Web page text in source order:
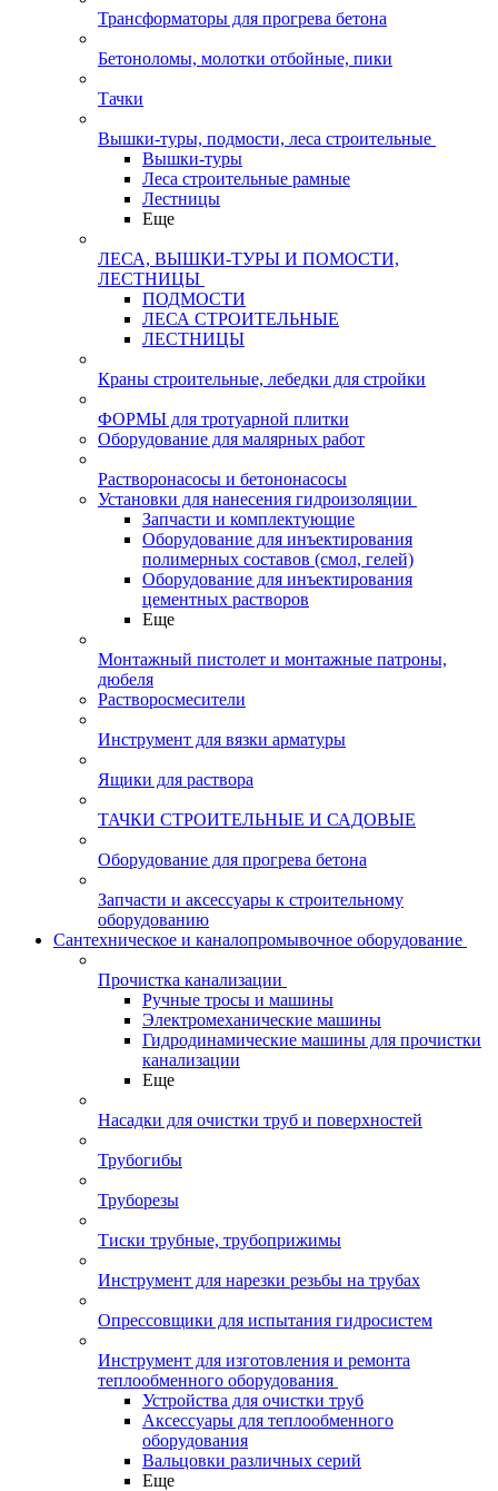
Трансформаторы для прогрева бетона
Бетоноломы, молотки отбойные, пики
Тачки
Вышки-туры, подмости, леса строительные
Вышки-туры
Леса строительные рамные
Лестницы
Еще
ЛЕСА, ВЫШКИ-ТУРЫ И ПОМОСТИ,
ЛЕСТНИЦЫ
ПОДМОСТИ
ЛЕСА СТРОИТЕЛЬНЫЕ
ЛЕСТНИЦЫ
Краны строительные, лебедки для стройки
ФОРМЫ для тротуарной плитки
Оборудование для малярных работ
Растворонасосы и бетононасосы
Установки для нанесения гидроизоляции
Запчасти и комплектующие
Оборудование для инъектирования
полимерных составов (смол, гелей)
Оборудование для инъектирования
цементных растворов
Еще
Монтажный пистолет и монтажные патроны,
дюбеля
Растворосмесители
Инструмент для вязки арматуры
Ящики для раствора
ТАЧКИ СТРОИТЕЛЬНЫЕ И САДОВЫЕ
Оборудование для прогрева бетона
Запчасти и аксессуары к строительному
оборудованию
Сантехническое и каналопромывочное оборудование
Прочистка канализации
Ручные тросы и машины
Электромеханические машины
Гидродинамические машины для прочистки
канализации
Еще
Насадки для очистки труб и поверхностей
Трубогибы
Труборезы
Тиски трубные, трубоприжимы
Инструмент для нарезки резьбы на трубах
Опрессовщики для испытания гидросистем
Инструмент для изготовления и ремонта
теплообменного оборудования
Устройства для очистки труб
Аксессуары для теплообменного
оборудования
Вальцовки различных серий
Еще